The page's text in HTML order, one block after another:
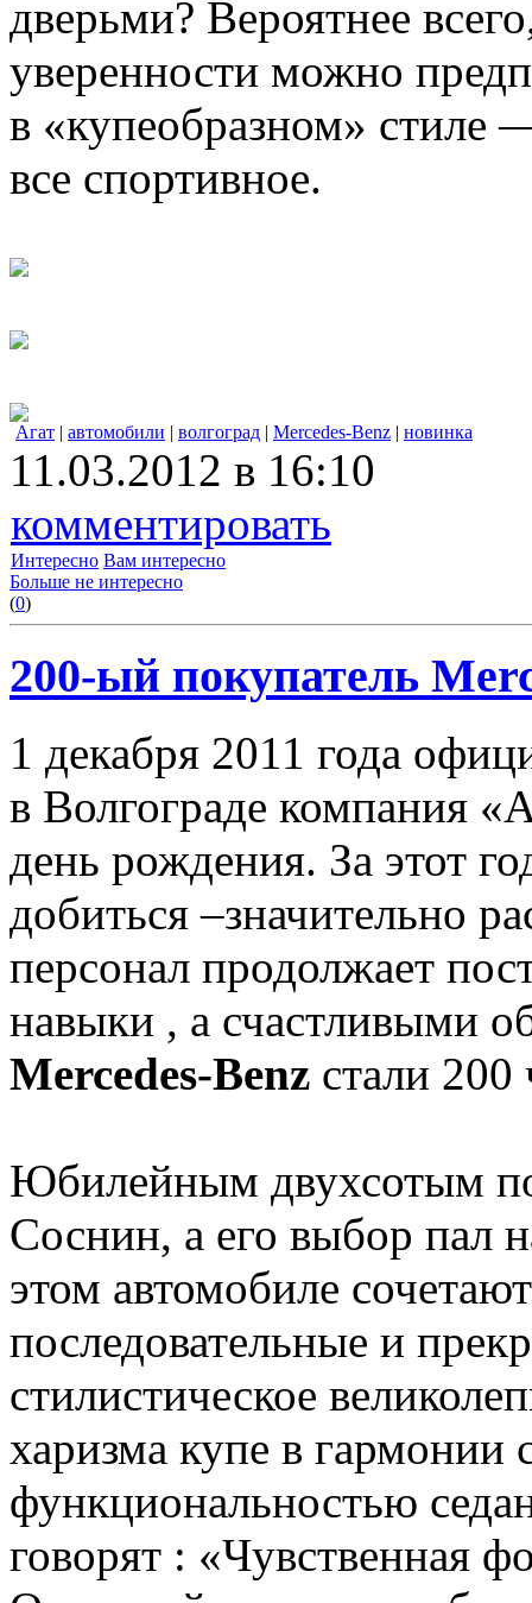
дверьми? Вероятнее
уверенности можно
в «купеобразном» стиле
все спортивное.
Агат | автомобили | волгоград | Mercedes-Benz | новинка
11.03.2012 в 16:10
комментировать
Интересно Вам интересно
Больше не интересно
(0)
200-ый покупатель
1 декабря 2011 года
в Волгограде компания
день рождения. За этот
добиться –значительно
персонал продолжает
навыки , а счастливыми
Mercedes-Benz стали 200
Юбилейным двухсотым
Соснин, а его выбор пал
этом автомобиле
последовательные и
стилистическое
харизма купе в гармонии
функциональностью
говорят : «Чувственная